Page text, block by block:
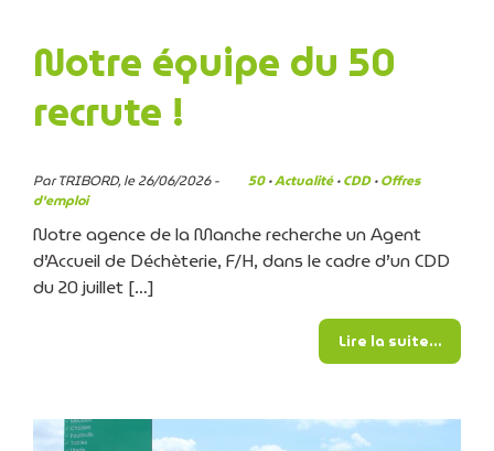
Notre équipe du 50
recrute !
Par TRIBORD, le 26/06/2026 - 50·Actualité·CDD·Offres
d'emploi
Notre agence de la Manche recherche un Agent
d’Accueil de Déchèterie, F/H, dans le cadre d’un CDD
du 20 juillet […]
Lire la suite…from